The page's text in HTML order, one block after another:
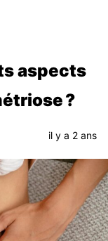
aspects
?
il y a 2 ans